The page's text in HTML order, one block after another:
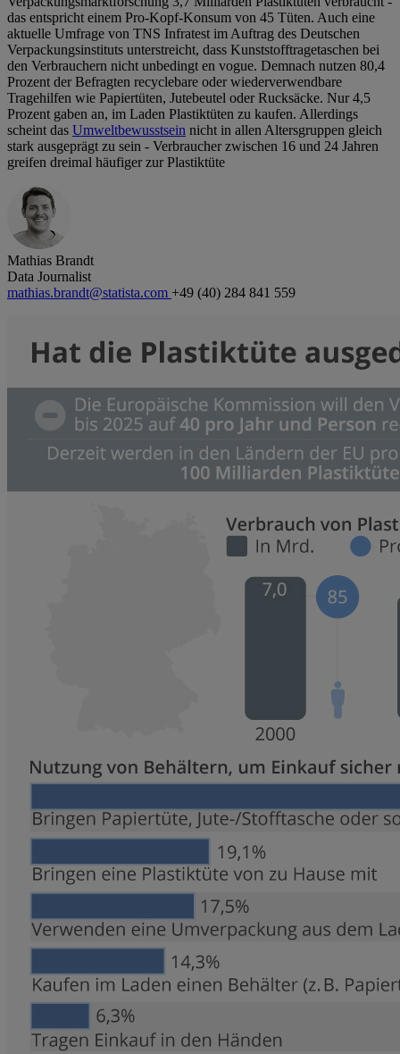
das entspricht einem Pro-Kopf-Konsum von 45 Tüten. Auch eine
aktuelle Umfrage von TNS Infratest im Auftrag des Deutschen
Verpackungsinstituts unterstreicht, dass Kunststofftragetaschen bei
den Verbrauchern nicht unbedingt en vogue. Demnach nutzen 80,4
Prozent der Befragten recyclebare oder wiederverwendbare
Tragehilfen wie Papiertüten, Jutebeutel oder Rucksäcke. Nur 4,5
Prozent gaben an, im Laden Plastiktüten zu kaufen. Allerdings
scheint das Umweltbewusstsein nicht in allen Altersgruppen gleich
stark ausgeprägt zu sein - Verbraucher zwischen 16 und 24 Jahren
greifen dreimal häufiger zur Plastiktüte
Mathias Brandt
Data Journalist
mathias.brandt@statista.com +49 (40) 284 841 559